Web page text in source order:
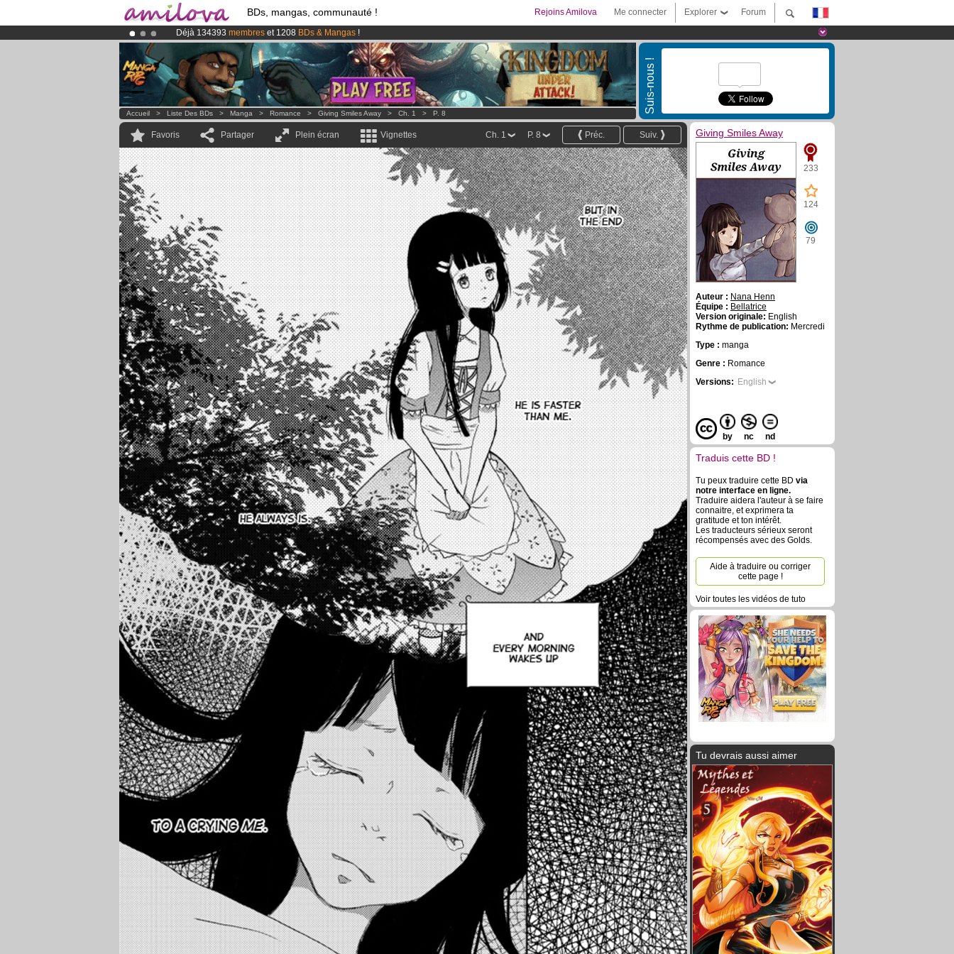
BDs, mangas, communauté ! Forum
Explorer
Me connecter
Rejoins Amilova
Déjà 134393 membres et 1208 BDs & Mangas !
Abonnement premium: à partir de3.95 eurospar mois !Clique ici pour t'abonner
LeKickstarter Amilova est désormais lancé
Suis-nous !
Accueil > Liste Des BDs > Manga > Romance > Giving Smiles Away > Ch. 1 > P. 8
Favoris Partager Plein écran Vignettes Suiv.
Préc.
P. 8
Ch. 1 Giving Smiles Away
233
124
79
Auteur : Nana Henn
Équipe : Bellatrice
Version originale: English
Rythme de publication: Mercredi
Type : manga
Genre : Romance
Versions: English
by nc nd
Traduis cette BD !
Tu peux traduire cette BD via
notre interface en ligne.
Traduire aidera l'auteur à se faire
connaitre, et exprimera ta
gratitude et ton intérêt.
Les traducteurs sérieux seront
récompensés avec des Golds.
Aide à traduire ou corriger
cette page !
Voir toutes les vidéos de tuto
Tu devrais aussi aimer